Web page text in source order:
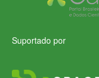
Suportado por